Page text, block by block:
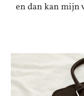
en dan kan mijn